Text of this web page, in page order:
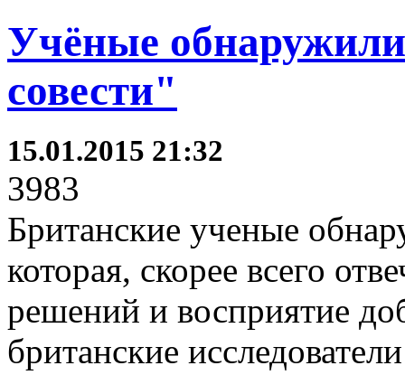
Учёные
совести"
15.01.2015 21:32
3983
Британские ученые
которая, скорее всего
решений и восприятие
британские